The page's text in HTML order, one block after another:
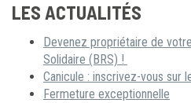
LES ACTUALITÉS
Devenez propriétaire de
Solidaire (BRS) !
Canicule : inscrivez-vous sur
Fermeture exceptionnelle